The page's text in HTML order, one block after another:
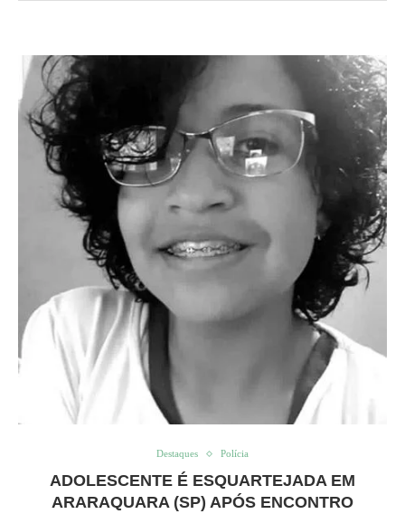
Destaques Polícia
ADOLESCENTE É ESQUARTEJADA EM
ARARAQUARA (SP) APÓS ENCONTRO